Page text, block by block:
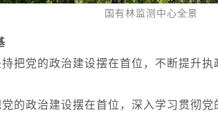
国有林监测中心全景
把党的政治建设摆在首位，不断提升
的政治建设摆在首位，深入学习贯彻